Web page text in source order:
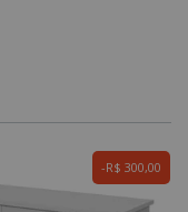
R$ 300,00